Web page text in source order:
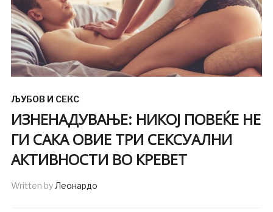
ЉУБОВ И СЕКС
ИЗНЕНАДУВАЊЕ: НИКОЈ ПОВЕЌЕ НЕ
ГИ САКА ОВИЕ ТРИ СЕКСУАЛНИ
АКТИВНОСТИ ВО КРЕВЕТ
Written byЛеонардо